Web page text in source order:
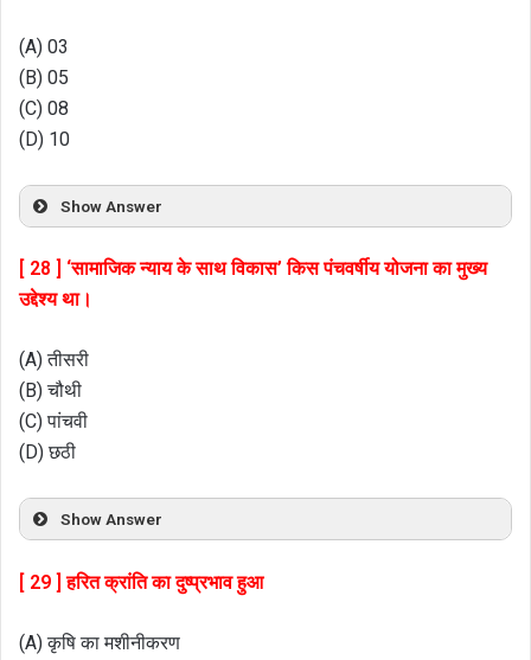
(A) 03
(B) 05
(C) 08
(D) 10
Show Answer
[ 28 ] ‘सामाजिक न्याय के साथ विकास’ किस पंचवर्षीय योजना का मुख्य
उद्देश्य था।
(A) तीसरी
(B) चौथी
(C) पांचवी
(D) छठी
Show Answer
[ 29 ] हरित क्रांति का दुष्प्रभाव हुआ
(A) कृषि का मशीनीकरण